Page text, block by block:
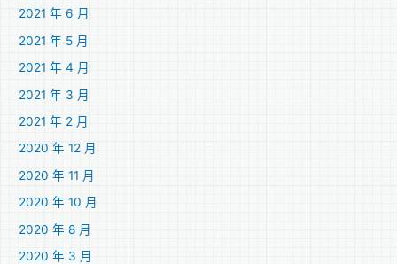
2021 年 6 月
2021 年 5 月
2021 年 4 月
2021 年 3 月
2021 年 2 月
2020 年 12 月
2020 年 11 月
2020 年 10 月
2020 年 8 月
2020 年 3 月